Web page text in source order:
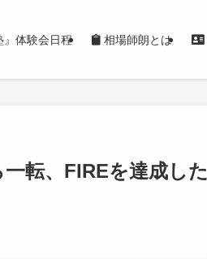
』体験会日程 相場師朗とは
転、FIREを達成した